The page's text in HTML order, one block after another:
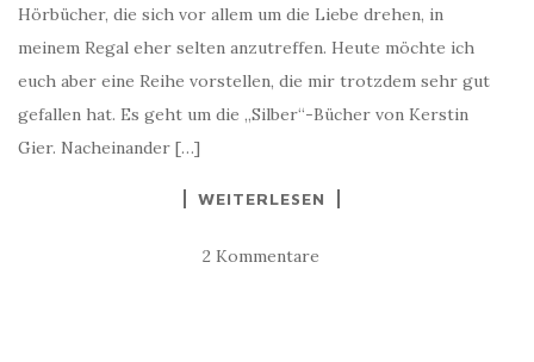
Hörbücher, die sich vor allem um die Liebe drehen, in
meinem Regal eher selten anzutreffen. Heute möchte ich
euch aber eine Reihe vorstellen, die mir trotzdem sehr gut
gefallen hat. Es geht um die „Silber“-Bücher von Kerstin
Gier. Nacheinander […]
WEITERLESEN
2 Kommentare